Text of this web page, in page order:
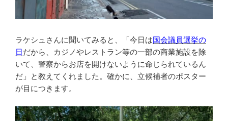
ラケシュさんに聞いてみると、「今日は国会議員選挙の
日だから、カジノやレストラン等の一部の商業施設を除
いて、警察からお店を開けないように命じられているん
だ」と教えてくれました。確かに、立候補者のポスター
が目につきます。